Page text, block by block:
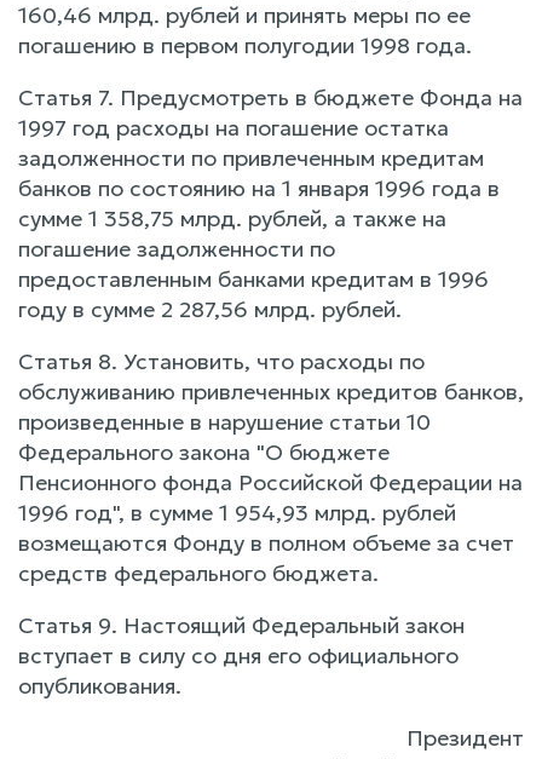
160,46 млрд. рублей и принять меры по ее
погашению в первом полугодии 1998 года.
Статья 7. Предусмотреть в бюджете Фонда на
1997 год расходы на погашение остатка
задолженности по привлеченным кредитам
банков по состоянию на 1 января 1996 года в
сумме 1 358,75 млрд. рублей, а также на
погашение задолженности по
предоставленным банками кредитам в 1996
году в сумме 2 287,56 млрд. рублей.
Статья 8. Установить, что расходы по
обслуживанию привлеченных кредитов банков,
произведенные в нарушение статьи 10
Федерального закона "О бюджете
Пенсионного фонда Российской Федерации на
1996 год", в сумме 1 954,93 млрд. рублей
возмещаются Фонду в полном объеме за счет
средств федерального бюджета.
Статья 9. Настоящий Федеральный закон
вступает в силу со дня его официального
опубликования.
Президент